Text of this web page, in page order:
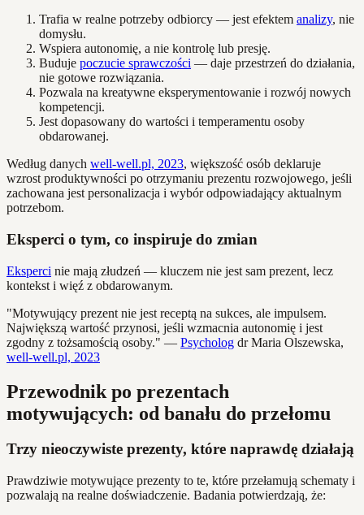
Trafia w realne potrzeby odbiorcy — jest efektem analizy, nie
domysłu.
Wspiera autonomię, a nie kontrolę lub presję.
Buduje poczucie sprawczości — daje przestrzeń do działania,
nie gotowe rozwiązania.
Pozwala na kreatywne eksperymentowanie i rozwój nowych
kompetencji.
Jest dopasowany do wartości i temperamentu osoby
obdarowanej.
Według danych well-well.pl, 2023, większość osób deklaruje
wzrost produktywności po otrzymaniu prezentu rozwojowego, jeśli
zachowana jest personalizacja i wybór odpowiadający aktualnym
potrzebom.
Eksperci o tym, co inspiruje do zmian
Eksperci nie mają złudzeń — kluczem nie jest sam prezent, lecz
kontekst i więź z obdarowanym.
"Motywujący prezent nie jest receptą na sukces, ale impulsem.
Największą wartość przynosi, jeśli wzmacnia autonomię i jest
zgodny z tożsamością osoby." — Psycholog dr Maria Olszewska,
well-well.pl, 2023
Przewodnik po prezentach
motywujących: od banału do przełomu
Trzy nieoczywiste prezenty, które naprawdę działają
Prawdziwie motywujące prezenty to te, które przełamują schematy i
pozwalają na realne doświadczenie. Badania potwierdzają, że: